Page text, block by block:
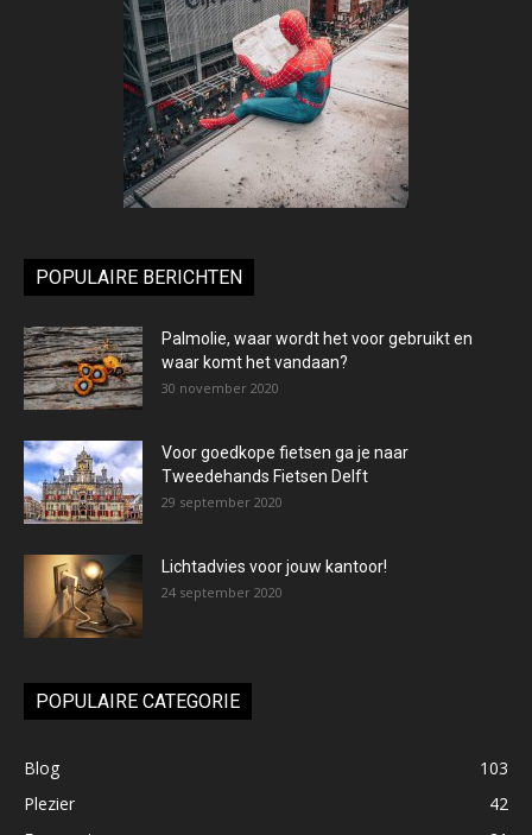
POPULAIRE BERICHTEN
Palmolie, waar wordt het voor gebruikt en
waar komt het vandaan?
30 november 2020
Voor goedkope fietsen ga je naar
Tweedehands Fietsen Delft
29 september 2020
Lichtadvies voor jouw kantoor!
24 september 2020
POPULAIRE CATEGORIE
Blog
103
Plezier
42